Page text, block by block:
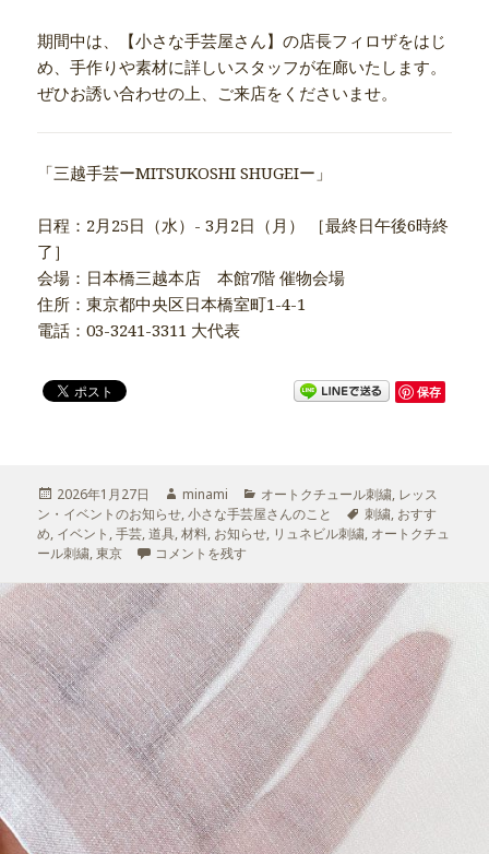
期間中は、【小さな手芸屋さん】の店長フィロザをはじ
め、手作りや素材に詳しいスタッフが在廊いたします。
ぜひお誘い合わせの上、ご来店をくださいませ。
「三越手芸ーMITSUKOSHI SHUGEIー」
日程：2月25日（水）- 3月2日（月） ［最終日午後6時終
了］
会場：日本橋三越本店 本館7階 催物会場
住所：東京都中央区日本橋室町1-4-1
電話：03-3241-3311 大代表
保存
投
稿
日:
2026年1月27日
作
成
者
minami
カ
テ
ゴ
オートクチュール刺繍, レッス
ン・イベントのお知らせ,小さな手芸屋さんのこと
タ
グ
刺繍, おすす
め, イベント ,手芸,道具,材料, お知らせ, リュネビル刺繍, オートクチュ
ール刺繍,東京 三越手芸2026 出店のお知らせ に
コメントを残す